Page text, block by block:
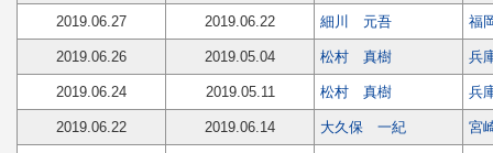
2019.06.27 2019.06.22 細川 元吾 福
2019.06.26 2019.05.04 松村 真樹 兵
2019.06.24 2019.05.11 松村 真樹 兵
2019.06.22 2019.06.14 大久保 一紀 宮